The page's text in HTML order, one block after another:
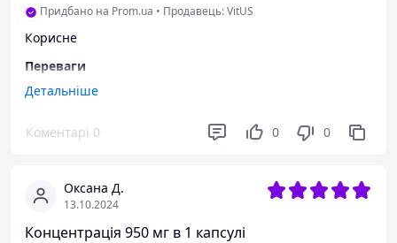
Придбано на Prom.ua • Продавець: VitUS
Корисне
Переваги
Здоровʼя
Нема
Детальніше
Коментарі 0 0 0
Оксана Д.
13.10.2024
Концентрація 950 мг в 1 капсулі